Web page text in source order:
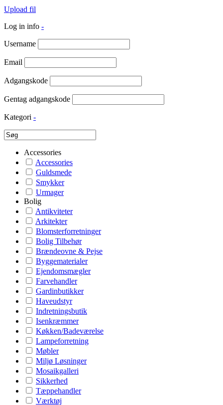
Upload fil
Log in info -
Username
Email
Adgangskode
Gentag adgangskode
Kategori -
Accessories
Accessories
Guldsmede
Smykker
Urmager
Bolig
Antikviteter
Arkitekter
Blomsterforretninger
Bolig Tilbehør
Brændeovne & Pejse
Byggematerialer
Ejendomsmægler
Farvehandler
Gardinbutikker
Haveudstyr
Indretningsbutik
Isenkræmmer
Køkken/Badeværelse
Lampeforretning
Møbler
Miljø Løsninger
Mosaikgalleri
Sikkerhed
Tæppehandler
Værktøj